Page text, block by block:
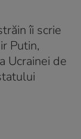
îi scrie
Putin,
Ucrainei de